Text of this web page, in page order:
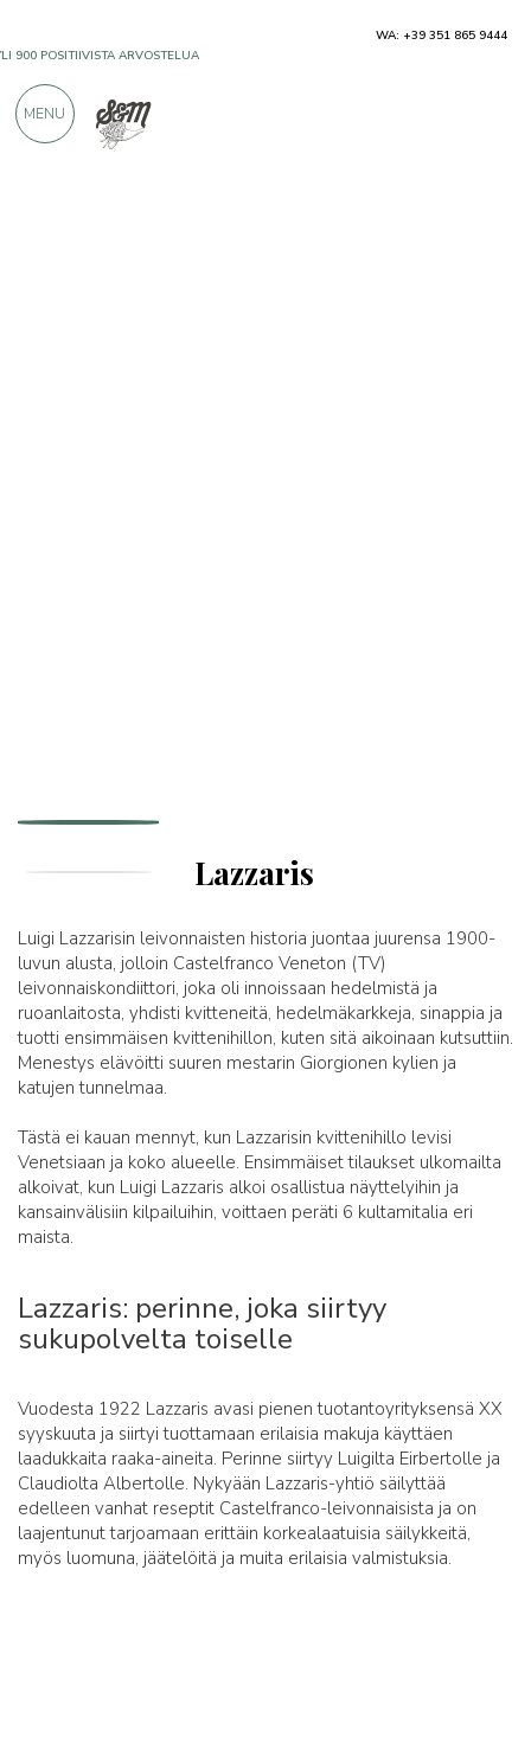
Lazzaris
Luigi Lazzarisin leivonnaisten historia juontaa juurensa 1900-
luvun alusta, jolloin Castelfranco Veneton (TV)
leivonnaiskondiittori, joka oli innoissaan hedelmistä ja
ruoanlaitosta, yhdisti kvitteneitä, hedelmäkarkkeja, sinappia ja
tuotti ensimmäisen kvittenihillon, kuten sitä aikoinaan kutsuttiin.
Menestys elävöitti suuren mestarin Giorgionen kylien ja
katujen tunnelmaa.
Tästä ei kauan mennyt, kun Lazzarisin kvittenihillo levisi
Venetsiaan ja koko alueelle. Ensimmäiset tilaukset ulkomailta
alkoivat, kun Luigi Lazzaris alkoi osallistua näyttelyihin ja
kansainvälisiin kilpailuihin, voittaen peräti 6 kultamitalia eri
maista.
Lazzaris: perinne, joka siirtyy
sukupolvelta toiselle
Vuodesta 1922 Lazzaris avasi pienen tuotantoyrityksensä XX
syyskuuta ja siirtyi tuottamaan erilaisia makuja käyttäen
laadukkaita raaka-aineita. Perinne siirtyy Luigilta Eirbertolle ja
Claudiolta Albertolle. Nykyään Lazzaris-yhtiö säilyttää
edelleen vanhat reseptit Castelfranco-leivonnaisista ja on
laajentunut tarjoamaan erittäin korkealaatuisia säilykkeitä,
myös luomuna, jäätelöitä ja muita erilaisia valmistuksia.
WA: +39 351 865 9444
MENU